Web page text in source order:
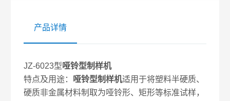
产品详情
JZ-6023型哑铃型制样机
特点及用途：
哑铃型制样机适用于将塑料半硬质、
硬质非金属材料制取为哑铃形、矩形等标准试样，